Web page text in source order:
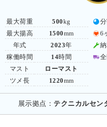
最大荷重
最大揚高
年式
稼働時間
マスト
ツメ長
500kg
1500mm
2023年
14時間
ローマスト
1220mm
6
展示拠点： テクニカルセン